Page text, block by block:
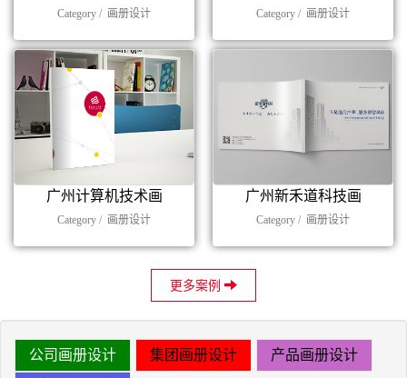
Category / 画册设计 Category / 画册设计
广州计算机技术画
Category / 画册设计
广州新禾道科技画
Category / 画册设计
更多案例
公司画册设计 集团画册设计 产品画册设计